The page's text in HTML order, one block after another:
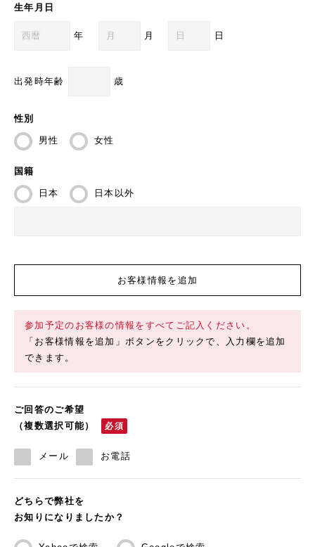
生年月日
年 月 日
出発時年齢 歳
性別
男性 女性
国籍
日本 日本以外
お客様情報を追加
参加予定のお客様の情報をすべてご記入ください。
「お客様情報を追加」ボタンをクリックで、入力欄を追加
できます。
ご回答のご希望
（複数選択可能）
必須
メール お電話
どちらで弊社を
お知りになりましたか？